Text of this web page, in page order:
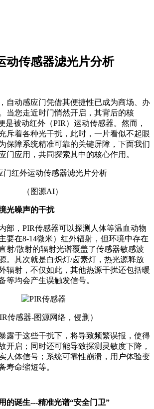
动传感器滤光片分析
自动感应门凭借其便捷性已成为商场、办
当您走近时门悄然开启，其背后的核
是被动红外（PIR）运动传感器。然而，
斥着各种光干扰，此时，一片看似不起眼
保障系统精准可靠的关键屏障 ，
下面我们
门应用 ， 共同探索其中的核心作用。
（图源AI）
光噪声的干扰
部，PIR传感器可以探测人体等温血动物
要在8-14微米）红外辐射，但环境中存在
射/散射的辐射光谱覆盖了传感器敏感波
。其次就是白炽灯/卤素灯，热光源释放
辐射，不仅如此，其他热源干扰还包括暖
等均会产生误触发信号。
传感器-图源网络，侵删 ）
露于这些干扰下，将导致频繁误报，使得
开启；同时还可能导致探测灵敏度下降，
人体信号；系统可靠性崩溃，用户体验变
寿命缩短等。
的诞生---精准光谱“安全门卫”